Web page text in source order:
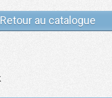
Retour au catalogue